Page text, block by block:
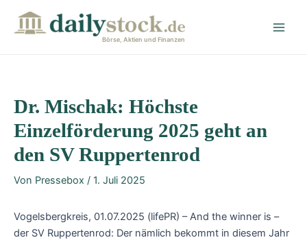
Börse, Aktien und Finanzen
Dr. Mischak: Höchste
Einzelförderung 2025 geht an
den SV Ruppertenrod
Von Pressebox / 1. Juli 2025
Vogelsbergkreis, 01.07.2025 (lifePR) – And the winner is –
der SV Ruppertenrod: Der nämlich bekommt in diesem Jahr